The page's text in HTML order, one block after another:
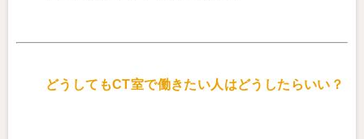
どうしてもCT室で働きたい人はどうしたらいい？